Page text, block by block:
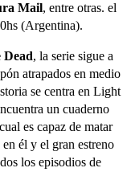
Mail, entre otras. el
(Argentina).
Dead, la serie sigue a
atrapados en medio
se centra en Light
un cuaderno
es capaz de matar
en él y el gran estreno
los episodios de